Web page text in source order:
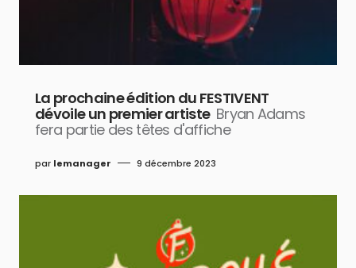
La prochaine édition du FESTIVENT
dévoile un premier artiste Bryan Adams
fera partie des têtes d'affiche
par lemanager 9 décembre 2023